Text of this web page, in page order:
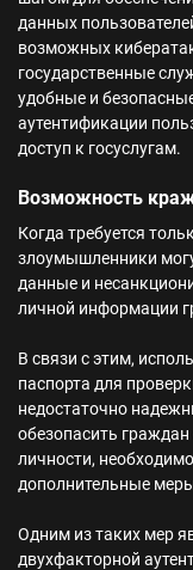
данных
возможных
государственные
удобные и
аутентификации
доступ к госуслугам.
Возможность
Когда требуется
злоумышленники
данные и
личной информации
В связи с этим,
паспорта для
недостаточно
обезопасить
личности,
дополнительные
Одним из таких мер
двухфакторной